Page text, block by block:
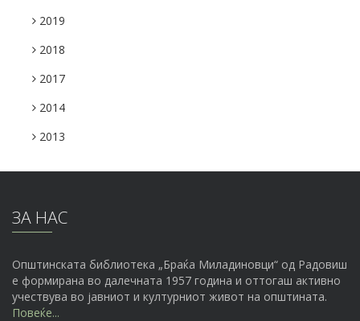
2019
2018
2017
2014
2013
ЗА НАС
Општинската библиотека „Браќа Миладиновци“ од Радовиш
е формирана во далечната 1957 година и оттогаш активно
учествува во јавниот и културниот живот на општината.
Повеќе...